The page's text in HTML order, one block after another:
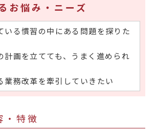
お悩み・ニーズ
いる慣習の中にある問題を探りた
計画を立てても、うまく進められ
業務改革を牽引していきたい
・特徴